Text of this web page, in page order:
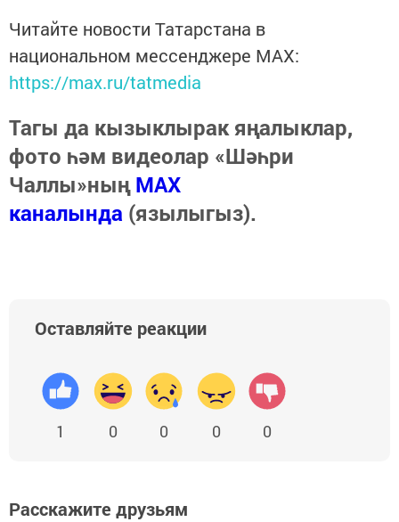
Читайте новости Татарстана в
национальном мессенджере MАХ:
https://max.ru/tatmedia
Тагы да кызыклырак яңалыклар,
фото һәм видеолар «Шәһри
Чаллы»ныңMAX
каналында (язылыгыз).
Оставляйте реакции
1 0 0 0 0
Расскажите друзьям